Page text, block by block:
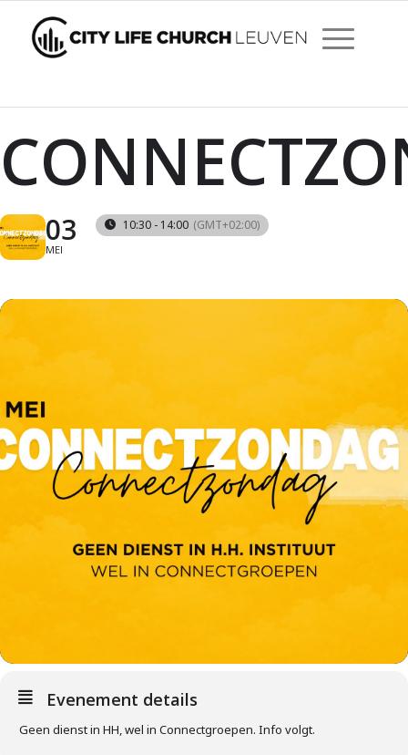
03
MEI
10:30 - 14:00 (GMT+02:00)
Evenement details
Geen dienst in HH, wel in Connectgroepen. Info volgt.